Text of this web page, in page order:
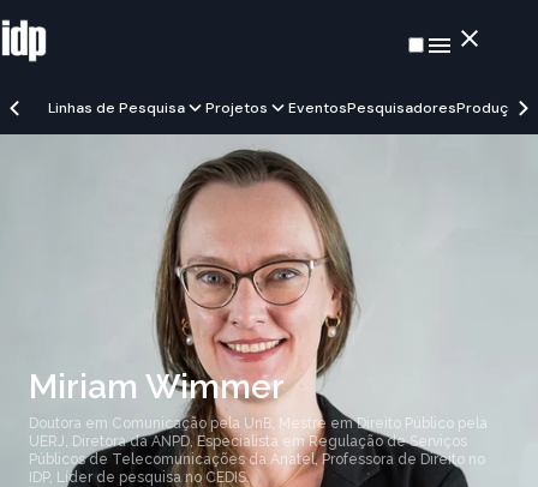
Linhas de Pesquisa Projetos EventosPesquisadoresProduções
Miriam Wimmer
Doutora em Comunicação pela UnB, Mestre em Direito Público pela
UERJ, Diretora da ANPD, Especialista em Regulação de Serviços
Públicos de Telecomunicações da Anatel, Professora de Direito no
IDP, Líder de pesquisa no CEDIS.